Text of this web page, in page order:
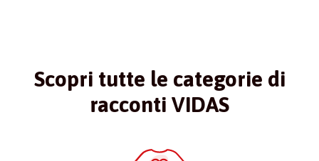
Scopri tutte le categorie di
racconti VIDAS